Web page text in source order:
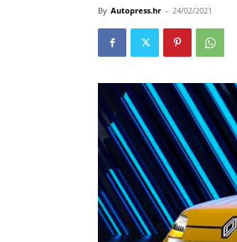
By Autopress.hr - 24/02/2021